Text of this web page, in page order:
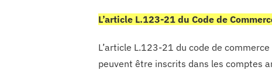
L’article L.123-21 du Code de
L’article L.123-21 du code de
peuvent être inscrits dans les comptes